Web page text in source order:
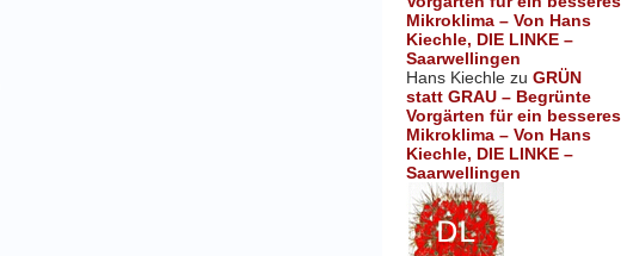
Mikroklima – Von Hans
Kiechle, DIE LINKE –
Saarwellingen
Hans Kiechle zu GRÜN
statt GRAU – Begrünte
Vorgärten für ein besseres
Mikroklima – Von Hans
Kiechle, DIE LINKE –
Saarwellingen